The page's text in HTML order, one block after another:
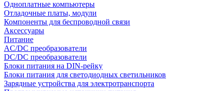
Одноплатные компьютеры
Отладочные платы, модули
Компоненты для беспроводной связи
Аксессуары
Питание
AC/DC преобразователи
DC/DC преобразователи
Блоки питания на DIN-рейку
Блоки питания для светодиодных светильников
Зарядные устройства для электротранспорта